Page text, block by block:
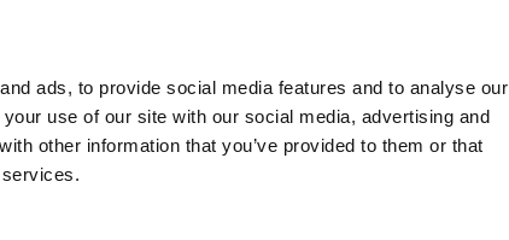
ads, to provide social media features and to analyse our
use of our site with our social media, advertising and
other information that you’ve provided to them or that